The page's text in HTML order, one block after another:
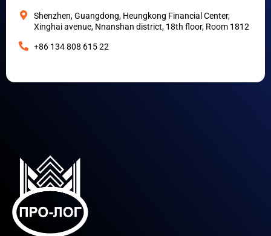
Shenzhen, Guangdong, Heungkong Financial Center,
Xinghai avenue, Nnanshan district, 18th floor, Room 1812
+86 134 808 615 22